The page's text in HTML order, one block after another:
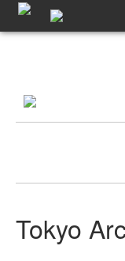
Tokyo